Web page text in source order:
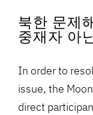
북한 문제
중재자 아
In order to
issue, the
direct